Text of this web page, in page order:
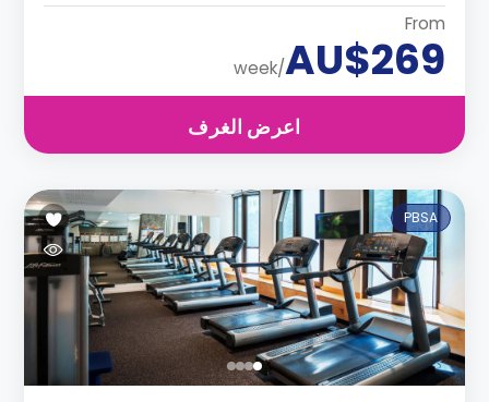
From
AU$269
/week
اعرض الغرف
PBSA